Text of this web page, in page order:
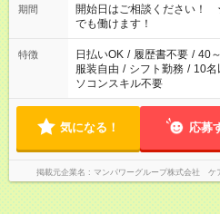
ん ※法令に基づき、週20時
となります ※労働者派遣法（
短時間・短期間の就業はご
期間
開始日はご相談ください
でも働けます！
特徴 日払いOK / 履歴書不要 / 40
服装自由 / シフト勤務 / 10名
ソコンスキル不要
気になる！ 応募
掲載元企業名 マンパワーグループ株式会社 ケ